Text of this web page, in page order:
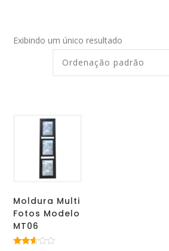
Exibindo um único resultado
Moldura Multi
Fotos Modelo
MT06